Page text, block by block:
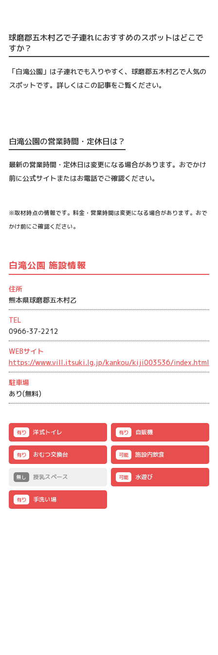
球磨郡五木村乙で子連れにおすすめのスポットはどこで
すか？
「白滝公園」は子連れでも入りやすく、球磨郡五木村乙で人気の
スポットです。詳しくはこの記事をご覧ください。
白滝公園の営業時間・定休日は？
最新の営業時間・定休日は変更になる場合があります。おでかけ
前に公式サイトまたはお電話でご確認ください。
※取材時点の情報です。料金・営業時間は変更になる場合があります。おで
かけ前にご確認ください。
白滝公園 施設情報
住所
熊本県球磨郡五木村乙
TEL
0966-37-2212
WEBサイト
https://www.vill.itsuki.lg.jp/kankou/kiji003536/index.html
駐車場
あり(無料)
有り 洋式トイレ 有り 自販機
有り おむつ交換台 可能 施設内飲食
無し 授乳スペース 可能 水遊び
有り 手洗い場